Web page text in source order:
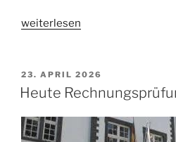
„Wasserspielplatz
weiterlesen
VERÖFFENTLICHT
AM
23. APRIL 2026
Heute